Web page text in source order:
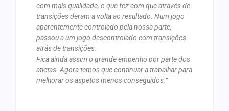
com mais qualidade, o que fez com que através de
transições deram a volta ao resultado. Num jogo
aparentemente controlado pela nossa parte,
passou a um jogo descontrolado com transições
atrás de transições.
Fica ainda assim o grande empenho por parte dos
atletas. Agora temos que continuar a trabalhar para
melhorar os aspetos menos conseguidos.“